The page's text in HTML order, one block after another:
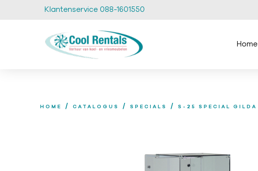
Klantenservice 088-1601550
Home
HOME / CATALOGUS / SPECIALS / S-25 SPECIAL GILDA